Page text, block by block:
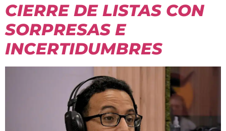
CIERRE DE LISTAS CON
SORPRESAS E
INCERTIDUMBRES